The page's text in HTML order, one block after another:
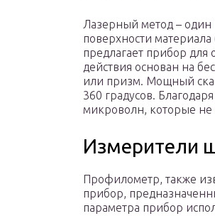
Лазерный метод – один
поверхности
предлагает прибор для
действия основан на
или призм. Мощный
360 градусов.
микроволн, которые
Измерители
Профилометр, также
прибор,
параметра прибор